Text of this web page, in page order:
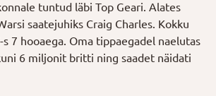
tuntud läbi Top Geari. Alates
saatejuhiks Craig Charles. Kokku
s 7 hooaega. Oma tippaegadel naelutas
6 miljonit britti ning saadet näidati